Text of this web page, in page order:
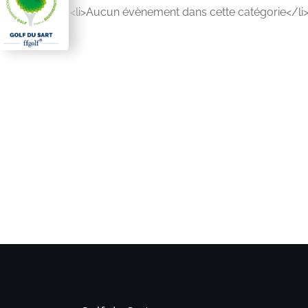
<li>Aucun évènement dans cette catégorie</li>